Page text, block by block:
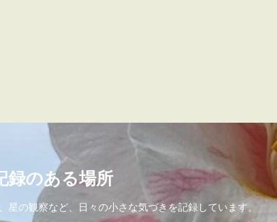
録のある場所
星の観察など、日々の小さな気づきを記録しています。